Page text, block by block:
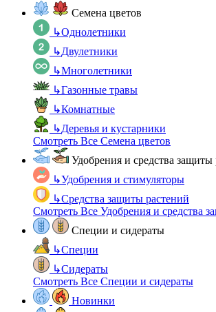
Семена цветов
↳Однолетники
↳Двулетники
↳Многолетники
↳Газонные травы
↳Комнатные
↳Деревья и кустарники
Смотреть Все Семена цветов
Удобрения и средства защиты
↳Удобрения и стимуляторы
↳Средства защиты растений
Смотреть Все Удобрения и средства
Специи и сидераты
↳Специи
↳Сидераты
Смотреть Все Специи и сидераты
Новинки